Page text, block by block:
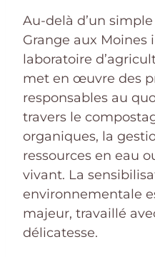
Au-delà d’un
Grange aux Moines
laboratoire
met en œuvre des
responsables au
travers le
organiques, la
ressources en eau
vivant. La
environnementale
majeur, travaillé
délicatesse.